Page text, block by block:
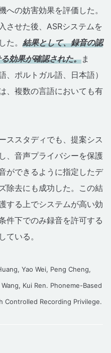
への妨害効果を評価した。
させた後、ASRシステムを
た。 結果として、録音の認
効果が確認された。ま
、ポルトガル語、日本語）
、複数の言語においても有
ススタディでも、提案シス
、音声プライバシーを保護
ができるように指定したデ
除去にも成功した。この結
する上でシステムが高い効
件下でのみ録音を許可する
ている。
Yao Wei, Peng Cheng,
Kui Ren. Phoneme-Based
Controlled Recording Privilege.